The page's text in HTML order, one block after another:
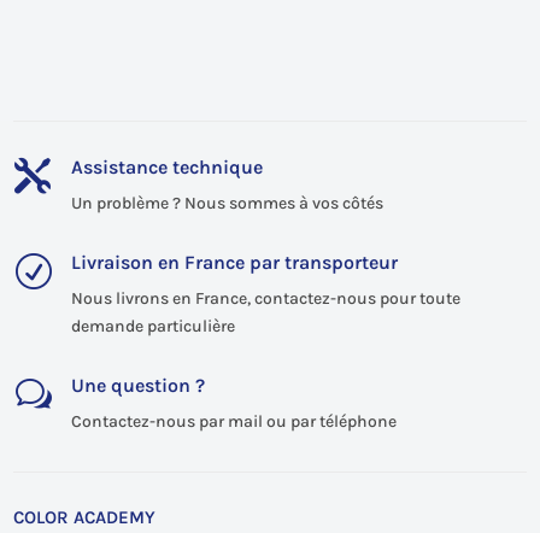
 Assistance technique
Un problème ? Nous sommes à vos côtés
R Livraison en France par transporteur
Nous livrons en France, contactez-nous pour toute
demande particulière
w Une question ?
Contactez-nous par mail ou par téléphone
COLOR ACADEMY